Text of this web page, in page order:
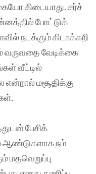
கிடையாது. சர்ச்
போட்டுக்
நடக்கும் கிடாக்கறி
வருவதை வேடிக்கை
வீட்டில்
என்றால் மசூதிக்கு
பேசிக்
ஆண்டுகளாக நம்
மதவெறுப்பு